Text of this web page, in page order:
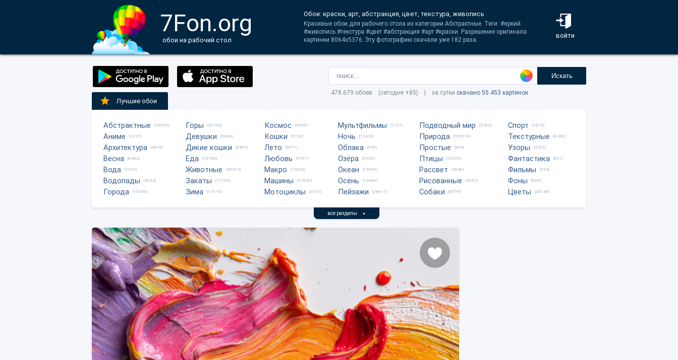
7Fon.org
обои на рабочий стол
войти
Обои: краски, арт, абстракция, цвет, текстура, живопись
Красивые обои для рабочего стола из категории Абстрактные. Теги: #яркий
#живопись #текстура #цвет #абстракция #арт #краски. Разрешение оригинала
картинки 8064x5376. Эту фотографию скачали уже 182 раза.
Искать
478.679 обоев (сегодня +85) | за сутки скачано 55.453 картинок
Лучшие обои
Абстрактные (18053)
Аниме (1217)
Архитектура (2816)
Весна (6482)
Вода (1335)
Водопады (4624)
Города (15296)
Горы (20706)
Девушки (2684)
Дикие кошки (6487)
Еда (13708)
Животные (49474)
Закаты (17750)
Зима (13513)
Космос (6006)
Кошки (7730)
Лето (9677)
Любовь (1791)
Макро (12626)
Машины (37847)
Мотоциклы (3701)
Мультфильмы (1177)
Ночь (12410)
Облака (945)
Озёра (6990)
Океан (13542)
Осень (14466)
Пейзажи (24611)
Подводный мир (2282)
Природа (105976)
Простые (904)
Птицы (10205)
Рассвет (4540)
Рисованные (4052)
Собаки (8759)
Спорт (1815)
Текстурные (6380)
Узоры (3762)
Фантастика (821)
Фильмы (334)
Фоны (609)
Цветы (28149)
все разделы ▼